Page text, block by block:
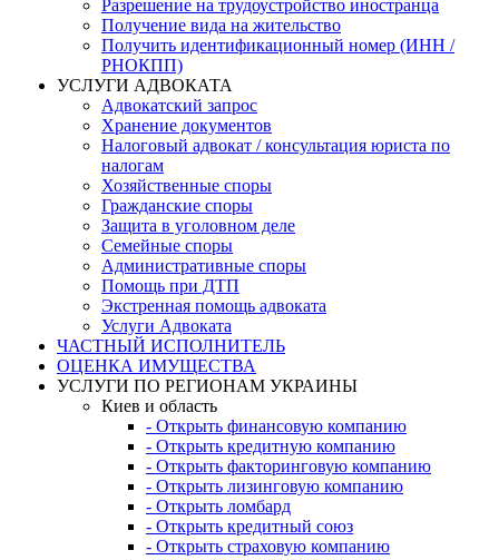
Разрешение на трудоустройство иностранца
Получение вида на жительство
Получить идентификационный номер (ИНН /
РНОКПП)
УСЛУГИ АДВОКАТА
Адвокатский запрос
Хранение документов
Налоговый адвокат / консультация юриста по
налогам
Хозяйственные споры
Гражданские споры
Защита в уголовном деле
Семейные споры
Административные споры
Помощь при ДТП
Экстренная помощь адвоката
Услуги Адвоката
ЧАСТНЫЙ ИСПОЛНИТЕЛЬ
ОЦЕНКА ИМУЩЕСТВА
УСЛУГИ ПО РЕГИОНАМ УКРАИНЫ
Киев и область
- Открыть финансовую компанию
- Открыть кредитную компанию
- Открыть факторинговую компанию
- Открыть лизинговую компанию
- Открыть ломбард
- Открыть кредитный союз
- Открыть страховую компанию